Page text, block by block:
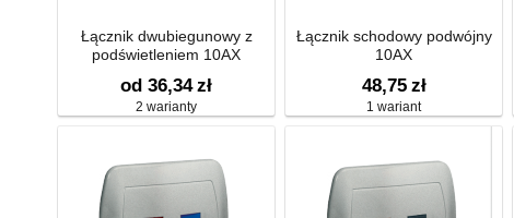
Łącznik dwubiegunowy z
podświetleniem 10AX
od 36,34 zł
2 warianty
Łącznik schodowy podwójny
10AX
48,75 zł
1 wariant